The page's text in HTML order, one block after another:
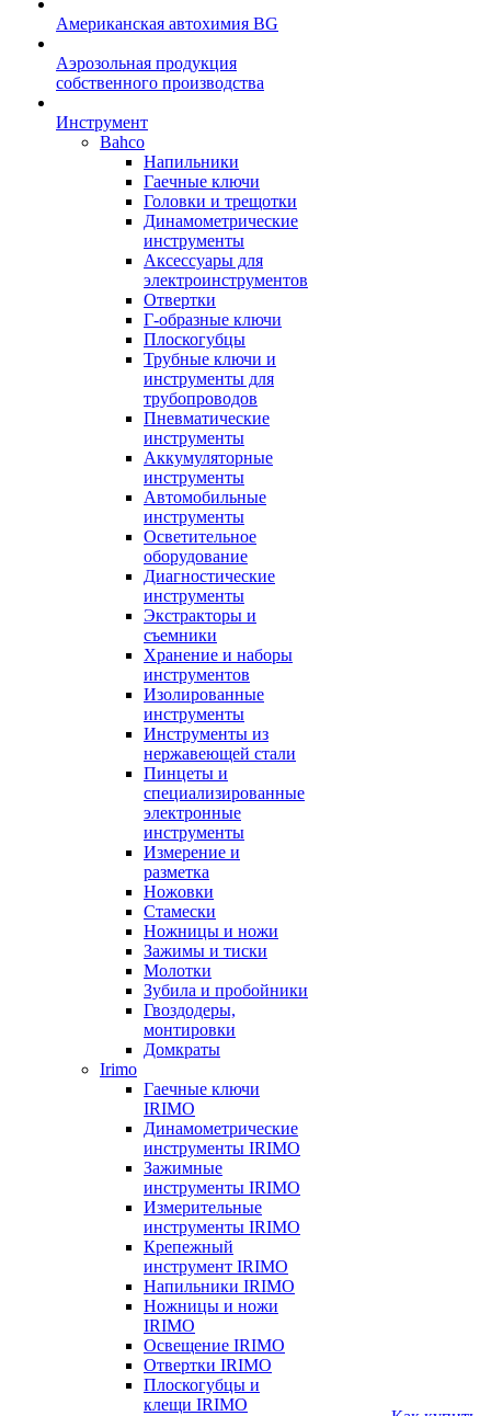
Американская автохимия BG
Аэрозольная продукция
собственного производства
Инструмент
Bahco
Напильники
Гаечные ключи
Головки и трещотки
Динамометрические
инструменты
Аксессуары для
электроинструментов
Отвертки
Г-образные ключи
Плоскогубцы
Трубные ключи и
инструменты для
трубопроводов
Пневматические
инструменты
Аккумуляторные
инструменты
Автомобильные
инструменты
Осветительное
оборудование
Диагностические
инструменты
Экстракторы и
съемники
Хранение и наборы
инструментов
Изолированные
инструменты
Инструменты из
нержавеющей стали
Пинцеты и
специализированные
электронные
инструменты
Измерение и
разметка
Ножовки
Стамески
Ножницы и ножи
Зажимы и тиски
Молотки
Зубила и пробойники
Гвоздодеры,
монтировки
Домкраты
Irimo
Гаечные ключи
IRIMO
Динамометрические
инструменты IRIMO
Зажимные
инструменты IRIMO
Измерительные
инструменты IRIMO
Крепежный
инструмент IRIMO
Напильники IRIMO
Ножницы и ножи
IRIMO
Освещение IRIMO
Отвертки IRIMO
Плоскогубцы и
клещи IRIMO